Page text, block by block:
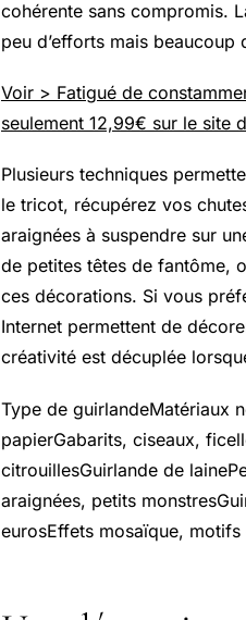
cohérente sans compromis.
peu d’efforts mais beaucoup
Voir > Fatigué de
seulement 12,99€ sur le site
Plusieurs techniques
le tricot, récupérez vos
araignées à suspendre sur
de petites têtes de fantôme,
ces décorations. Si vous
Internet permettent de
créativité est décuplée
Type de guirlandeMatériaux
papierGabarits, ciseaux,
citrouillesGuirlande de
araignées, petits
eurosEffets mosaïque,